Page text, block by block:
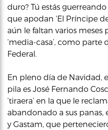
duro? Tú estás
que apodan ‘El Príncipe
aún le faltan varios meses
‘media-casa’, como parte
Federal.
En pleno día de Navidad,
pila es José Fernando
‘tiraera’ en la que le
abandonado a sus panas,
y Gastam, que